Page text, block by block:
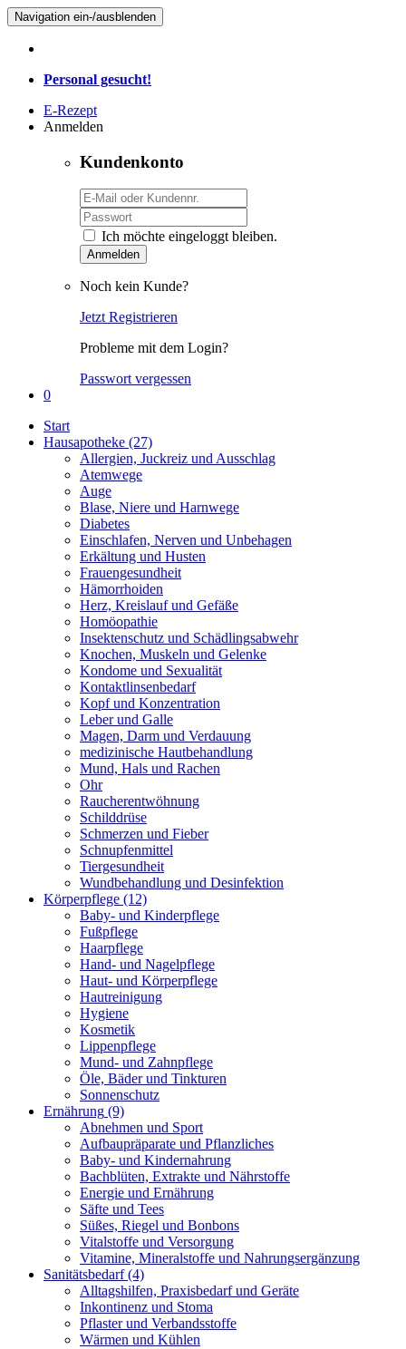
Navigation ein-/ausblenden
Personal gesucht!
E-Rezept
Anmelden
Kundenkonto
Ich möchte eingeloggt bleiben.
Anmelden
Noch kein Kunde?
Jetzt Registrieren
Probleme mit dem Login?
Passwort vergessen
0
Start
Hausapotheke (27)
Allergien, Juckreiz und Ausschlag
Atemwege
Auge
Blase, Niere und Harnwege
Diabetes
Einschlafen, Nerven und Unbehagen
Erkältung und Husten
Frauengesundheit
Hämorrhoiden
Herz, Kreislauf und Gefäße
Homöopathie
Insektenschutz und Schädlingsabwehr
Knochen, Muskeln und Gelenke
Kondome und Sexualität
Kontaktlinsenbedarf
Kopf und Konzentration
Leber und Galle
Magen, Darm und Verdauung
medizinische Hautbehandlung
Mund, Hals und Rachen
Ohr
Raucherentwöhnung
Schilddrüse
Schmerzen und Fieber
Schnupfenmittel
Tiergesundheit
Wundbehandlung und Desinfektion
Körperpflege (12)
Baby- und Kinderpflege
Fußpflege
Haarpflege
Hand- und Nagelpflege
Haut- und Körperpflege
Hautreinigung
Hygiene
Kosmetik
Lippenpflege
Mund- und Zahnpflege
Öle, Bäder und Tinkturen
Sonnenschutz
Ernährung (9)
Abnehmen und Sport
Aufbaupräparate und Pflanzliches
Baby- und Kindernahrung
Bachblüten, Extrakte und Nährstoffe
Energie und Ernährung
Säfte und Tees
Süßes, Riegel und Bonbons
Vitalstoffe und Versorgung
Vitamine, Mineralstoffe und Nahrungsergänzung
Sanitätsbedarf(4)
Alltagshilfen, Praxisbedarf und Geräte
Inkontinenz und Stoma
Pflaster und Verbandsstoffe
Wärmen und Kühlen